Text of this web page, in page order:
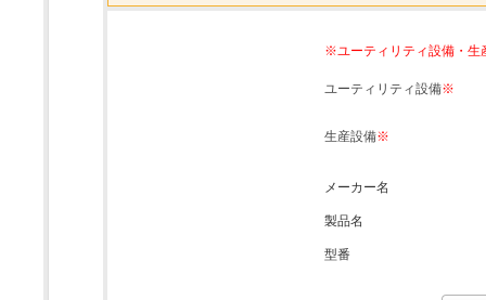
※ユーティリティ設備・生
ユーティリティ設備※
生産設備※
メーカー名
製品名
型番